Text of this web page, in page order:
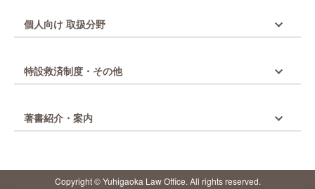
個人向け 取扱分野
特設救済制度・その他
著書紹介・案内
Copyright © Yuhigaoka Law Office. All rights reserved.